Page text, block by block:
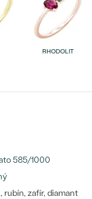
RHODOLIT
585/1000
rubín, zafír, diamant